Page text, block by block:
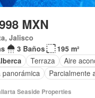
MXN
Jalisco
3 Baños
195 m²
Terraza
Aire
panorámica Parcialmente
Seaside Properties